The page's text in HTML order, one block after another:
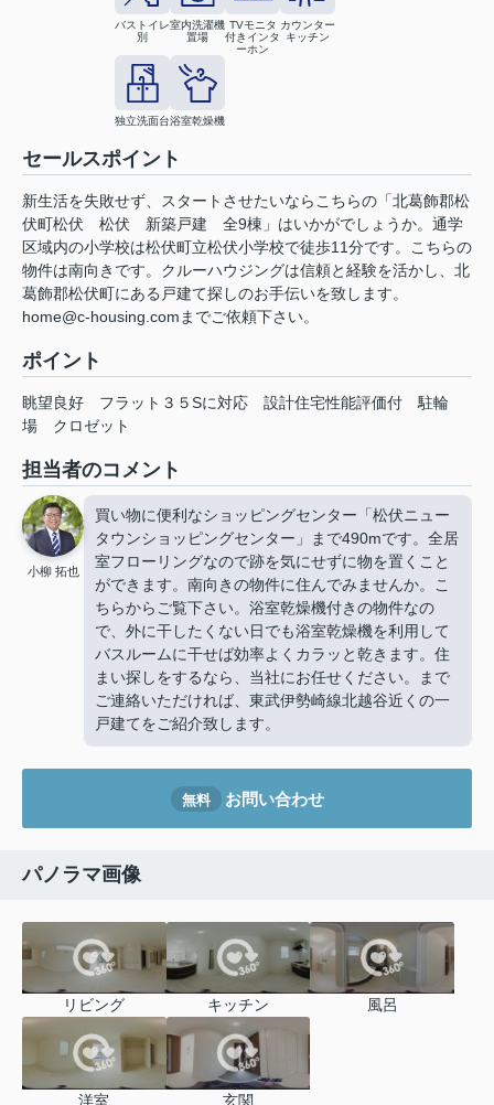
バストイレ
別
室内洗濯機
置場
TVモニタ
付きインタ
ーホン
カウンター
キッチン
独立洗面台浴室乾燥機
セールスポイント
新生活を失敗せず、スタートさせたいならこちらの「北葛飾郡松
伏町松伏 松伏 新築戸建 全9棟」はいかがでしょうか。通学
区域内の小学校は松伏町立松伏小学校で徒歩11分です。こちらの
物件は南向きです。クルーハウジングは信頼と経験を活かし、北
葛飾郡松伏町にある戸建て探しのお手伝いを致します。
home@c-housing.comまでご依頼下さい。
ポイント
眺望良好 フラット３５Sに対応 設計住宅性能評価付
駐輪
場
クロゼット
担当者のコメント
小柳 拓也
買い物に便利なショッピングセンター「松伏ニュー
タウンショッピングセンター」まで490mです。全居
室フローリングなので跡を気にせずに物を置くこと
ができます。南向きの物件に住んでみませんか。こ
ちらからご覧下さい。浴室乾燥機付きの物件なの
で、外に干したくない日でも浴室乾燥機を利用して
バスルームに干せば効率よくカラッと乾きます。住
まい探しをするなら、当社にお任せください。
まで
ご連絡いただければ、東武伊勢崎線北越谷近くの一
戸建てをご紹介致します。
無料 お問い合わせ
パノラマ画像
リビング キッチン 風呂
洋室 玄関